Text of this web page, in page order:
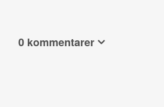
0 kommentarer